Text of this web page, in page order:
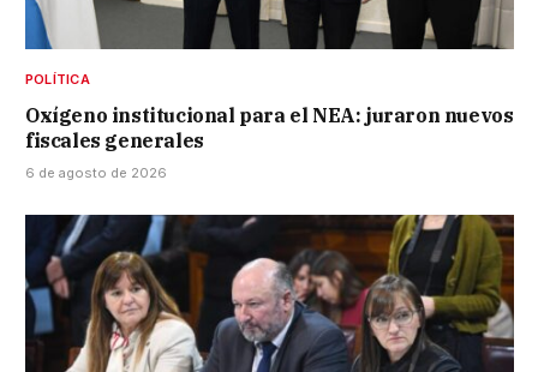
POLÍTICA
Oxígeno institucional para el NEA: juraron nuevos
fiscales generales
6 de agosto de 2026